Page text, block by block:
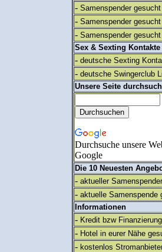
- Samenspender
- Samenspender
- Samenspender
Sex & Sexting
- deutsche Sexting
- deutsche Swingerclub
Unsere Seite
Durchsuche unsere
Google
Die 10 Neuesten
- aktueller
- aktuelle Samenspende
Informationen
- Kredit bzw
- Hotel in eurer Nähe
- kostenlos